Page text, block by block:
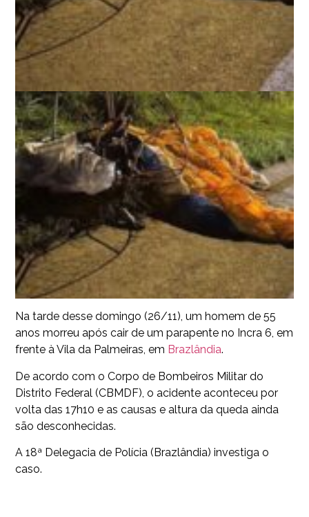
Na tarde desse domingo (26/11), um homem de 55
anos morreu após cair de um parapente no Incra 6, em
frente à Vila da Palmeiras, em Brazlândia.
De acordo com o Corpo de Bombeiros Militar do
Distrito Federal (CBMDF), o acidente aconteceu por
volta das 17h10 e as causas e altura da queda ainda
são desconhecidas.
A 18ª Delegacia de Polícia (Brazlândia) investiga o
caso.